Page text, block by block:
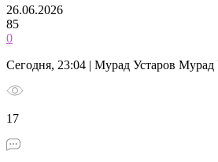
26.06.2026
85
0
Сегодня, 23:04 | Мурад Устаров
17